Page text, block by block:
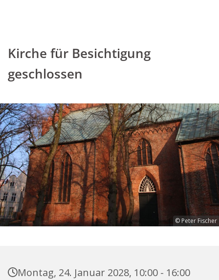
Kirche für Besichtigung
geschlossen
© Peter Fischer
Montag, 24. Januar 2028, 10:00 - 16:00